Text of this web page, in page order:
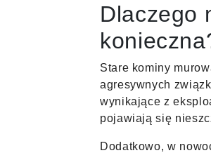
Dlaczego
Stare kominy
agresywnych
wynikające z
pojawiają się
Dodatkowo, w